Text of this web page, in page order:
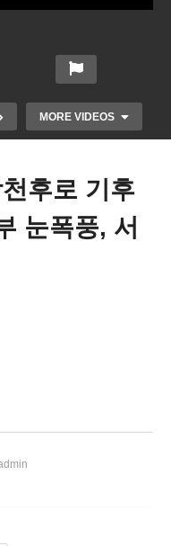
MORE VIDEOS
라 발견 ‘트럼프에
후로 기후
눈폭풍, 서